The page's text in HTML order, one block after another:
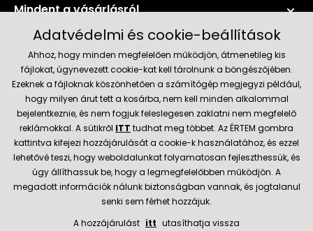
Mindent a vásárlásról
Szerviz és támogatás
Aktuális információk
Szállítás és fizetési módok
Megbízható kereskedő
Adatvédelmi és cookie-beállítások
Ahhoz, hogy minden megfelelően működjön, átmenetileg kis
fájlokat, úgynevezett cookie-kat kell tárolnunk a böngészőjében.
Ezeknek a fájloknak köszönhetően a számítógép megjegyzi például,
hogy milyen árut tett a kosárba, nem kell minden alkalommal
bejelentkeznie, és nem fogjuk feleslegesen zaklatni nem megfelelő
reklámokkal. A sütikről ITT tudhat meg többet. Az ÉRTEM gombra
kattintva kifejezi hozzájárulását a cookie-k használatához, és ezzel
lehetővé teszi, hogy weboldalunkat folyamatosan fejleszthessük, és
úgy állíthassuk be, hogy a legmegfelelőbben működjön. A
megadott információk nálunk biztonságban vannak, és jogtalanul
senki sem férhet hozzájuk.
A hozzájárulást itt utasíthatja vissza